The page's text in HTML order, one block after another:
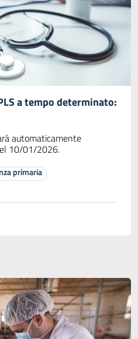
a tempo determinato:
automaticamente
10/01/2026.
primaria